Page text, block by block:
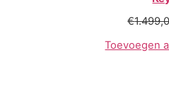
€
Toevoegen